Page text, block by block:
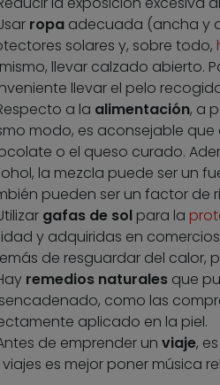
ropaadecuada (ancha y
solares y, sobre todo,
llevar calzado abierto.
llevar el pelo
a la alimentación, a
modo, es aconsejable
o el queso curado.
la mezcla puede ser un
pueden ser un factor de
gafas de solpara la
y adquiridas en
de resguardar del calor,
remedios naturalesque
como las
aplicado en la piel.
de emprender un viaje,
viajes es mejor poner música